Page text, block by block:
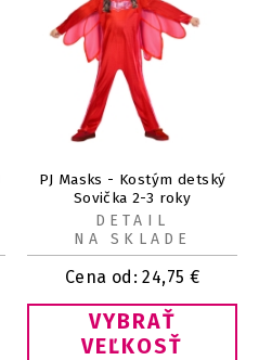
PJ Masks - Kostým detský
Sovička 2-3 roky
Cena od:24,75 €
VYBRAŤ
VEĽKOSŤ
DETAIL
NA SKLADE